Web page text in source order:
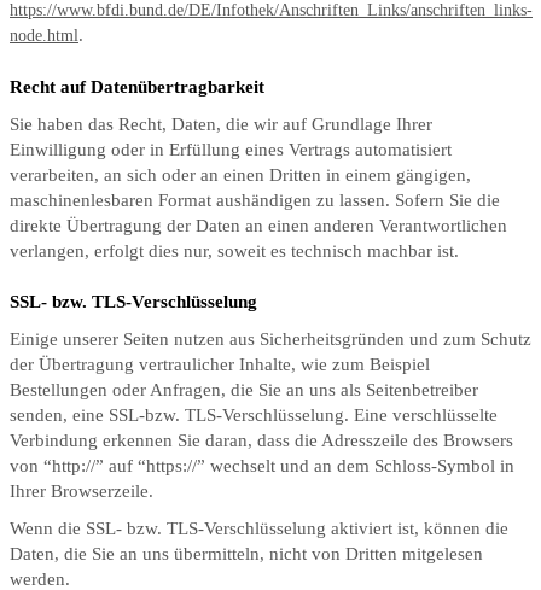
https://www.bfdi.bund.de/DE/Infothek/Anschriften_Links/anschriften_links-
node.html.
Recht auf Datenübertragbarkeit
Sie haben das Recht, Daten, die wir auf Grundlage Ihrer
Einwilligung oder in Erfüllung eines Vertrags automatisiert
verarbeiten, an sich oder an einen Dritten in einem gängigen,
maschinenlesbaren Format aushändigen zu lassen. Sofern Sie die
direkte Übertragung der Daten an einen anderen Verantwortlichen
verlangen, erfolgt dies nur, soweit es technisch machbar ist.
SSL- bzw. TLS-Verschlüsselung
Einige unserer Seiten nutzen aus Sicherheitsgründen und zum Schutz
der Übertragung vertraulicher Inhalte, wie zum Beispiel
Bestellungen oder Anfragen, die Sie an uns als Seitenbetreiber
senden, eine SSL-bzw. TLS-Verschlüsselung. Eine verschlüsselte
Verbindung erkennen Sie daran, dass die Adresszeile des Browsers
von “http://” auf “https://” wechselt und an dem Schloss-Symbol in
Ihrer Browserzeile.
Wenn die SSL- bzw. TLS-Verschlüsselung aktiviert ist, können die
Daten, die Sie an uns übermitteln, nicht von Dritten mitgelesen
werden.